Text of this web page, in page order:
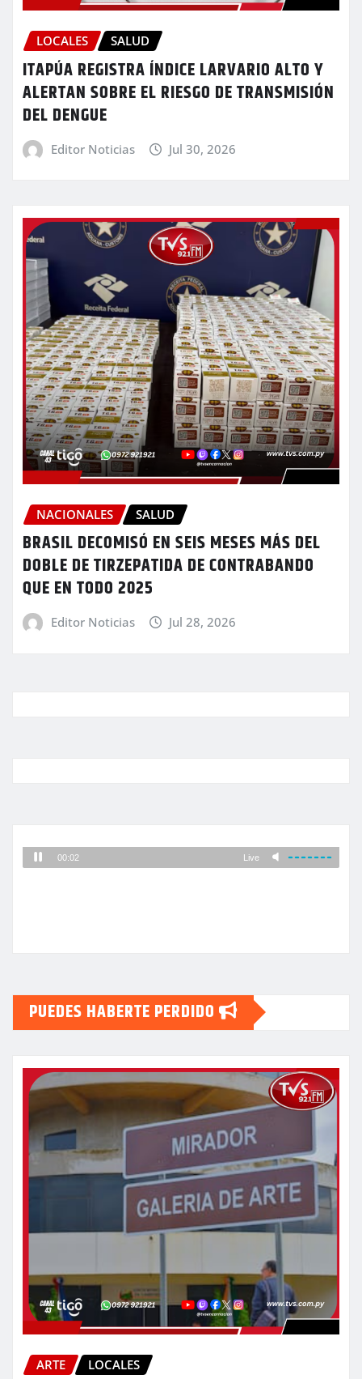
LOCALES SALUD
ITAPÚA REGISTRA ÍNDICE LARVARIO ALTO Y
ALERTAN SOBRE EL RIESGO DE TRANSMISIÓN
DEL DENGUE
Editor Noticias Jul 30, 2026
NACIONALES SALUD
BRASIL DECOMISÓ EN SEIS MESES MÁS DEL
DOBLE DE TIRZEPATIDA DE CONTRABANDO
QUE EN TODO 2025
Editor Noticias Jul 28, 2026
PUEDES HABERTE PERDIDO
ARTE LOCALES